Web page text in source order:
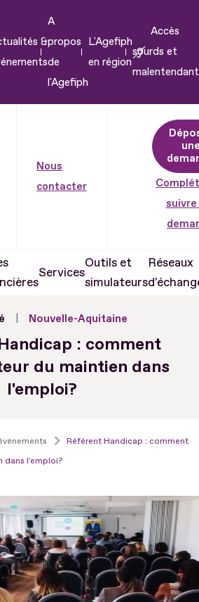
&
A
propos
de
l'Agefiph
L'Agefiph
en région
Accès
sourds et
Nous
contacter
suivre
Services
Outils et
simulateurs
Réseaux
Nouvelle-Aquitaine
: comment
du maintien dans
l'emploi?
Référent Handicap : comment
dans l'emploi?